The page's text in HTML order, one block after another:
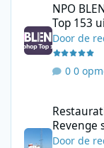
NPO
Top 153
Doorde
0
Revenge
Doorde